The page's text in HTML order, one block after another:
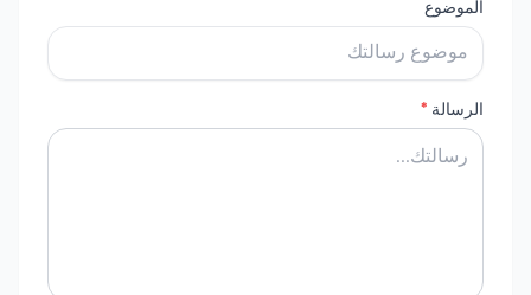
الموضوع
الرسالة *